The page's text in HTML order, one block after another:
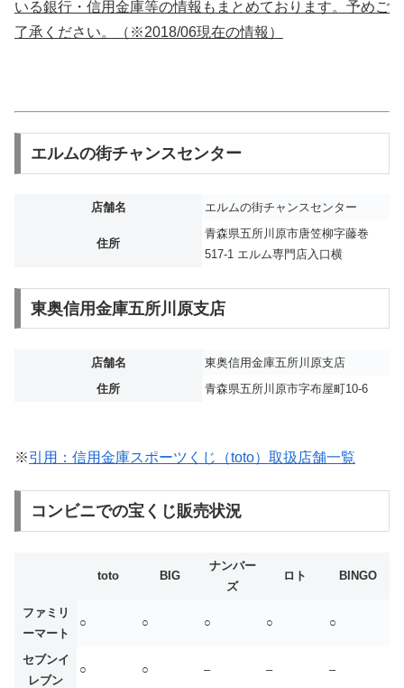
いる銀行・信用金庫等の情報もまとめております。予めご
了承ください。（※2018/06現在の情報）
エルムの街チャンスセンター
店舗名 エルムの街チャンスセンター
住所
青森県五所川原市唐笠柳字藤巻
517-1 エルム専門店入口横
東奥信用金庫五所川原支店
店舗名
東奥信用金庫五所川原支店
住所
青森県五所川原市字布屋町10-6
※引用：信用金庫スポーツくじ（toto）取扱店舗一覧
コンビニでの宝くじ販売状況
toto BIG
ナンバー
ズ
ロト BINGO
ファミリ
ーマート
○ ○ ○ ○ ○
セブンイ
レブン
○ ○ – – –